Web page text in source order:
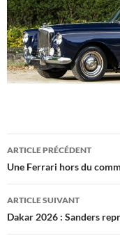
Navigation
des
articles
ARTICLE PRÉCÉDENT
Une Ferrari hors du
ARTICLE SUIVANT
Dakar 2026 : Sanders